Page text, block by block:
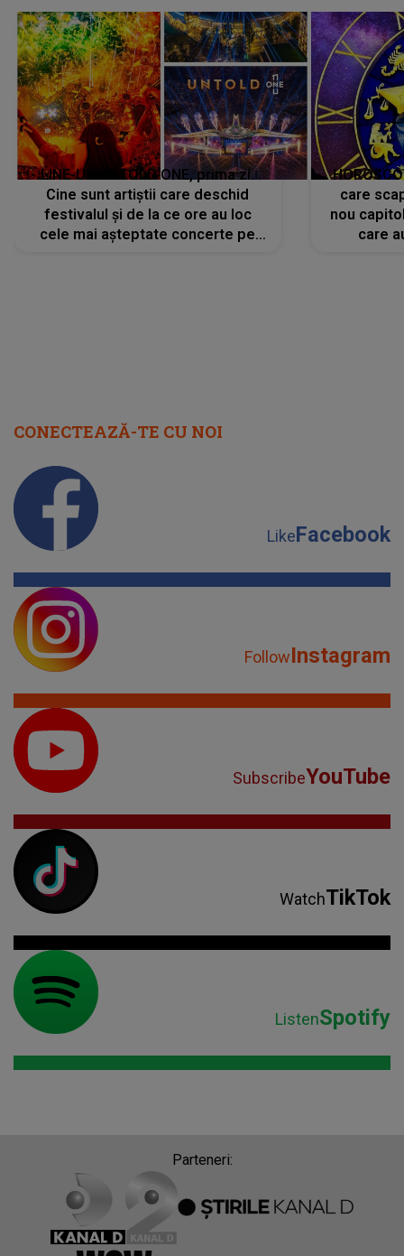
LINE-UP UNTOLD ONE, prima zi.
Cine sunt artiștii care deschid
festivalul și de la ce ore au loc
cele mai așteptate concerte pe
care
nou
care
CONECTEAZĂ-TE CU NOI
LikeFacebook
FollowInstagram
SubscribeYouTube
WatchTikTok
ListenSpotify
Parteneri: